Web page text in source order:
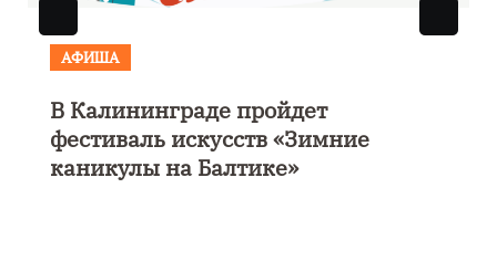
АФИША
В Калининграде пройдет
фестиваль искусств «Зимние
каникулы на Балтике»